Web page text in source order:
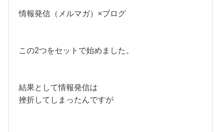
情報発信（メルマガ）×ブログ
この2つをセットで始めました。
結果として情報発信は
挫折してしまったんですが